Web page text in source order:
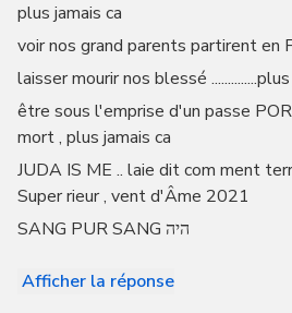
plus jamais ca
voir nos grand parents partirent en
laisser mourir nos blessé
être sous l'emprise d'un passe
mort , plus jamais ca
JUDA IS ME .. laie dit com ment
Super rieur , vent d'Âme 2021
SANG PUR SANG היה
Afficher la réponse